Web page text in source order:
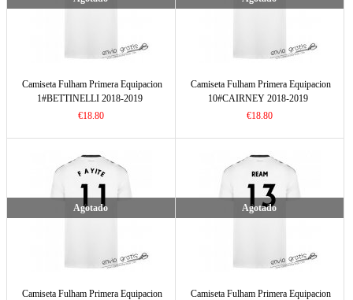
Camiseta Fulham Primera Equipacion
1#BETTINELLI 2018-2019
€18.80
Camiseta Fulham Primera Equipacion
10#CAIRNEY 2018-2019
€18.80
Agotado
Camiseta Fulham Primera Equipacion
Agotado
Camiseta Fulham Primera Equipacion